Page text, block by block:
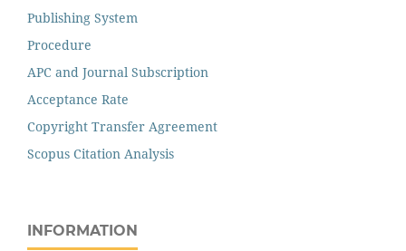
Publishing System
Procedure
APC and Journal Subscription
Acceptance Rate
Copyright Transfer Agreement
Scopus Citation Analysis
INFORMATION